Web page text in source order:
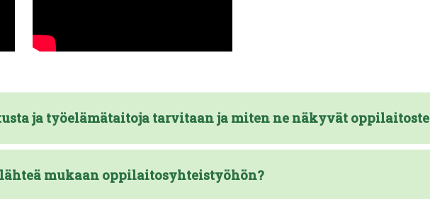
ja työelämätaitoja tarvitaan ja miten ne näkyvät
mukaan oppilaitosyhteistyöhön?